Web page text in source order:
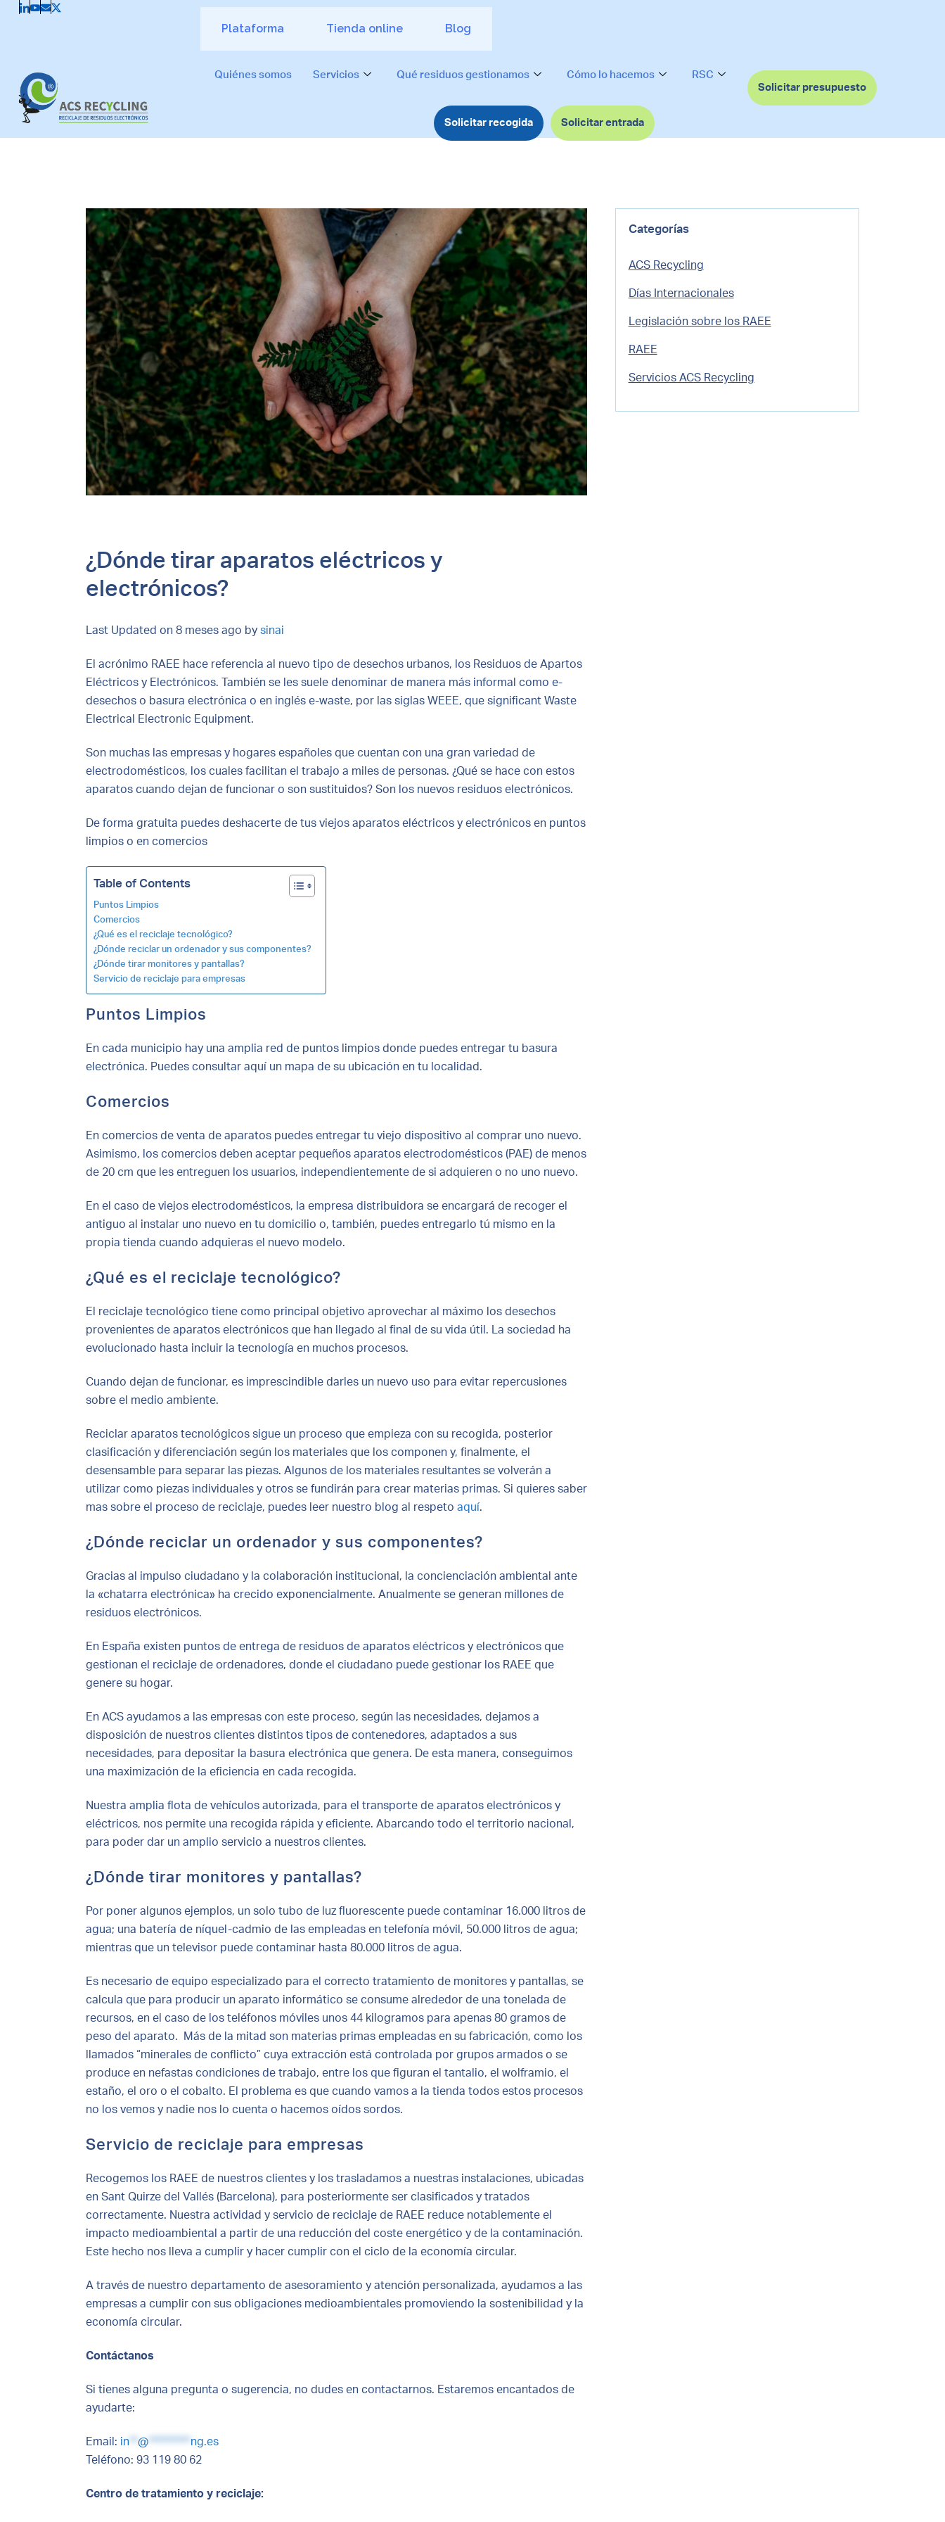
Plataforma Tienda online Blog
Quiénes somos Servicios Qué residuos gestionamos Cómo lo hacemos
RSC
Solicitar presupuesto
Solicitar recogida Solicitar entrada
¿Dónde tirar aparatos eléctricos y
electrónicos?
Last Updated on 8 meses ago by sinai
El acrónimo RAEE hace referencia al nuevo tipo de desechos urbanos, los Residuos de Apartos
Eléctricos y Electrónicos. También se les suele denominar de manera más informal como e-
desechos o basura electrónica o en inglés e-waste, por las siglas WEEE, que significant Waste
Electrical Electronic Equipment.
Son muchas las empresas y hogares españoles que cuentan con una gran variedad de
electrodomésticos, los cuales facilitan el trabajo a miles de personas. ¿Qué se hace con estos
aparatos cuando dejan de funcionar o son sustituidos? Son los nuevos residuos electrónicos.
De forma gratuita puedes deshacerte de tus viejos aparatos eléctricos y electrónicos en puntos
limpios o en comercios
Table of Contents
Puntos Limpios
Comercios
¿Qué es el reciclaje tecnológico?
¿Dónde reciclar un ordenador y sus componentes?
¿Dónde tirar monitores y pantallas?
Servicio de reciclaje para empresas
Puntos Limpios
En cada municipio hay una amplia red de puntos limpios donde puedes entregar tu basura
electrónica. Puedes consultar aquí un mapa de su ubicación en tu localidad.
Comercios
En comercios de venta de aparatos puedes entregar tu viejo dispositivo al comprar uno nuevo.
Asimismo, los comercios deben aceptar pequeños aparatos electrodomésticos (PAE) de menos
de 20 cm que les entreguen los usuarios, independientemente de si adquieren o no uno nuevo.
En el caso de viejos electrodomésticos, la empresa distribuidora se encargará de recoger el
antiguo al instalar uno nuevo en tu domicilio o, también, puedes entregarlo tú mismo en la
propia tienda cuando adquieras el nuevo modelo.
¿Qué es el reciclaje tecnológico?
El reciclaje tecnológico tiene como principal objetivo aprovechar al máximo los desechos
provenientes de aparatos electrónicos que han llegado al final de su vida útil. La sociedad ha
evolucionado hasta incluir la tecnología en muchos procesos.
Cuando dejan de funcionar, es imprescindible darles un nuevo uso para evitar repercusiones
sobre el medio ambiente.
Reciclar aparatos tecnológicos sigue un proceso que empieza con su recogida, posterior
clasificación y diferenciación según los materiales que los componen y, finalmente, el
desensamble para separar las piezas. Algunos de los materiales resultantes se volverán a
utilizar como piezas individuales y otros se fundirán para crear materias primas. Si quieres saber
mas sobre el proceso de reciclaje, puedes leer nuestro blog al respeto aquí.
¿Dónde reciclar un ordenador y sus componentes?
Gracias al impulso ciudadano y la colaboración institucional, la concienciación ambiental ante
la «chatarra electrónica» ha crecido exponencialmente. Anualmente se generan millones de
residuos electrónicos.
En España existen puntos de entrega de residuos de aparatos eléctricos y electrónicos que
gestionan el reciclaje de ordenadores, donde el ciudadano puede gestionar los RAEE que
genere su hogar.
En ACS ayudamos a las empresas con este proceso, según las necesidades, dejamos a
disposición de nuestros clientes distintos tipos de contenedores, adaptados a sus
necesidades, para depositar la basura electrónica que genera. De esta manera, conseguimos
una maximización de la eficiencia en cada recogida.
Nuestra amplia flota de vehículos autorizada, para el transporte de aparatos electrónicos y
eléctricos, nos permite una recogida rápida y eficiente. Abarcando todo el territorio nacional,
para poder dar un amplio servicio a nuestros clientes.
¿Dónde tirar monitores y pantallas?
Por poner algunos ejemplos, un solo tubo de luz fluorescente puede contaminar 16.000 litros de
agua; una batería de níquel-cadmio de las empleadas en telefonía móvil, 50.000 litros de agua;
mientras que un televisor puede contaminar hasta 80.000 litros de agua.
Es necesario de equipo especializado para el correcto tratamiento de monitores y pantallas, se
calcula que para producir un aparato informático se consume alrededor de una tonelada de
recursos, en el caso de los teléfonos móviles unos 44 kilogramos para apenas 80 gramos de
peso del aparato. Más de la mitad son materias primas empleadas en su fabricación, como los
llamados “minerales de conflicto” cuya extracción está controlada por grupos armados o se
produce en nefastas condiciones de trabajo, entre los que figuran el tantalio, el wolframio, el
estaño, el oro o el cobalto. El problema es que cuando vamos a la tienda todos estos procesos
no los vemos y nadie nos lo cuenta o hacemos oídos sordos.
Servicio de reciclaje para empresas
Recogemos los RAEE de nuestros clientes y los trasladamos a nuestras instalaciones, ubicadas
en Sant Quirze del Vallés (Barcelona), para posteriormente ser clasificados y tratados
correctamente. Nuestra actividad y servicio de reciclaje de RAEE reduce notablemente el
impacto medioambiental a partir de una reducción del coste energético y de la contaminación.
Este hecho nos lleva a cumplir y hacer cumplir con el ciclo de la economía circular.
A través de nuestro departamento de asesoramiento y atención personalizada, ayudamos a las
empresas a cumplir con sus obligaciones medioambientales promoviendo la sostenibilidad y la
economía circular.
Contáctanos
Si tienes alguna pregunta o sugerencia, no dudes en contactarnos. Estaremos encantados de
ayudarte:
Email: in @ ********** ng.es
Teléfono: 93 119 80 62
Centro de tratamiento y reciclaje:
Categorías
ACS Recycling
Días Internacionales
Legislación sobre los RAEE
RAEE
Servicios ACS Recycling